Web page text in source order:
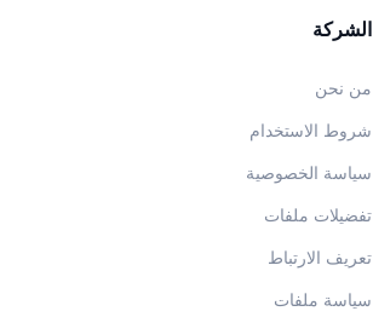
الشركة
من نحن
شروط الاستخدام
سياسة الخصوصية
تفضيلات ملفات
تعريف الارتباط
سياسة ملفات